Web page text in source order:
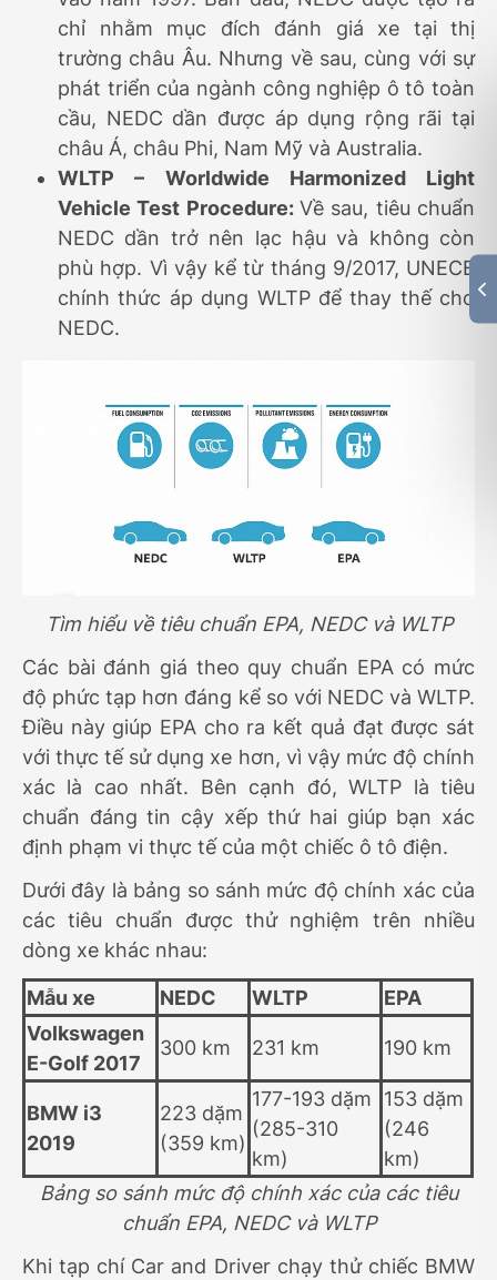
chỉ nhằm mục đích đánh giá xe tại thị
trường châu Âu. Nhưng về sau, cùng với sự
phát triển của ngành công nghiệp ô tô toàn
cầu, NEDC dần được áp dụng rộng rãi tại
châu Á, châu Phi, Nam Mỹ và Australia.
WLTP – Worldwide Harmonized Light
Vehicle Test Procedure: Về sau, tiêu chuẩn
NEDC dần trở nên lạc hậu và không còn
phù hợp. Vì vậy kể từ tháng 9/2017, UNECE
chính thức áp dụng WLTP để thay thế cho
NEDC.
Tìm hiểu về tiêu chuẩn EPA, NEDC và WLTP
Các bài đánh giá theo quy chuẩn EPA có mức
độ phức tạp hơn đáng kể so với NEDC và WLTP.
Điều này giúp EPA cho ra kết quả đạt được sát
với thực tế sử dụng xe hơn, vì vậy mức độ chính
xác là cao nhất. Bên cạnh đó, WLTP là tiêu
chuẩn đáng tin cậy xếp thứ hai giúp bạn xác
định phạm vi thực tế của một chiếc ô tô điện.
Dưới đây là bảng so sánh mức độ chính xác của
các tiêu chuẩn được thử nghiệm trên nhiều
dòng xe khác nhau:
Mẫu xe NEDC WLTP
EPA
Volkswagen
E-Golf 2017
300 km 231 km 190 km
BMW i3
2019
223 dặm
(359 km)
177-193 dặm
(285-310
km)
153 dặm
(246
km)
Bảng so sánh mức độ chính xác của các tiêu
chuẩn EPA, NEDC và WLTP
Khi tạp chí Car and Driver chạy thử chiếc BMW